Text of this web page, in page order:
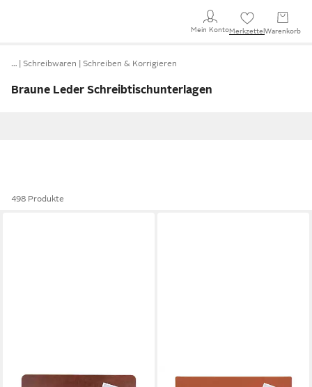
Mein KontoMerkzettel Warenkorb
… Schreibwaren Schreiben & Korrigieren
Braune Leder Schreibtischunterlagen
498 Produkte
CENTAUR